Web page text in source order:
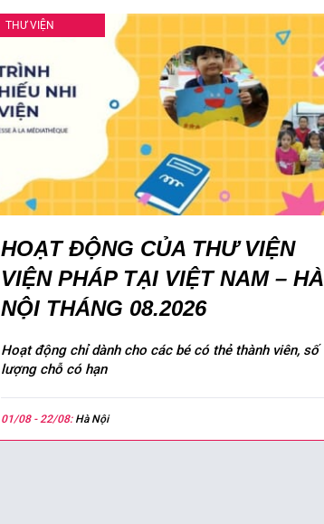
THƯ VIỆN
HOẠT ĐỘNG CỦA THƯ VIỆN
VIỆN PHÁP TẠI VIỆT NAM – HÀ
NỘI THÁNG 08.2026
Hoạt động chỉ dành cho các bé có thẻ thành viên, số
lượng chỗ có hạn
01/08 - 22/08: Hà Nội